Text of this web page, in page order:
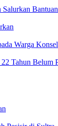
Warga
Tahun Belum